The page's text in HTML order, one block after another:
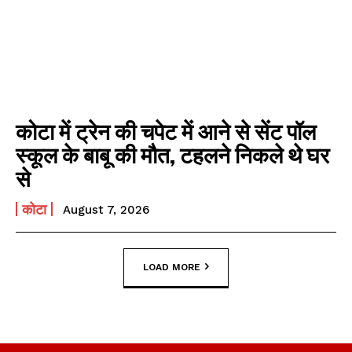
कोटा में ट्रेन की चपेट में आने से सेंट पॉल
स्कूल के बाबू की मौत, टहलने निकले थे घर
से
कोटा August 7, 2026
LOAD MORE